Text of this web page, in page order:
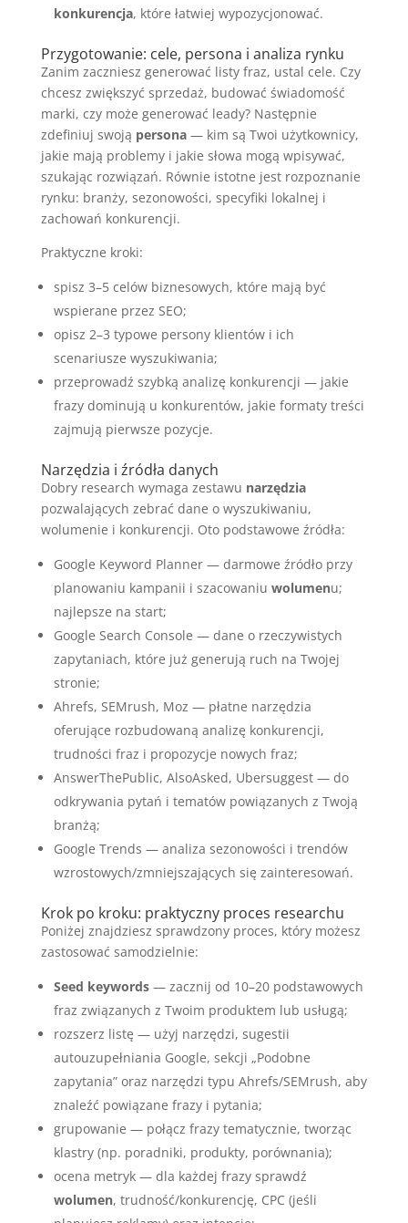
konkurencja, które łatwiej wypozycjonować.
Przygotowanie: cele, persona i analiza rynku
Zanim zaczniesz generować listy fraz, ustal cele. Czy
chcesz zwiększyć sprzedaż, budować świadomość
marki, czy może generować leady? Następnie
zdefiniuj swoją persona— kim są Twoi użytkownicy,
jakie mają problemy i jakie słowa mogą wpisywać,
szukając rozwiązań. Równie istotne jest rozpoznanie
rynku: branży, sezonowości, specyfiki lokalnej i
zachowań konkurencji.
Praktyczne kroki:
spisz 3–5 celów biznesowych, które mają być
wspierane przez SEO;
opisz 2–3 typowe persony klientów i ich
scenariusze wyszukiwania;
przeprowadź szybką analizę konkurencji — jakie
frazy dominują u konkurentów, jakie formaty treści
zajmują pierwsze pozycje.
Narzędzia i źródła danych
Dobry research wymaga zestawu narzędzia
pozwalających zebrać dane o wyszukiwaniu,
wolumenie i konkurencji. Oto podstawowe źródła:
Google Keyword Planner — darmowe źródło przy
planowaniu kampanii i szacowaniu wolumenu;
najlepsze na start;
Google Search Console — dane o rzeczywistych
zapytaniach, które już generują ruch na Twojej
stronie;
Ahrefs, SEMrush, Moz — płatne narzędzia
oferujące rozbudowaną analizę konkurencji,
trudności fraz i propozycje nowych fraz;
AnswerThePublic, AlsoAsked, Ubersuggest — do
odkrywania pytań i tematów powiązanych z Twoją
branżą;
Google Trends — analiza sezonowości i trendów
wzrostowych/zmniejszających się zainteresowań.
Krok po kroku: praktyczny proces researchu
Poniżej znajdziesz sprawdzony proces, który możesz
zastosować samodzielnie:
Seed keywords— zacznij od 10–20 podstawowych
fraz związanych z Twoim produktem lub usługą;
rozszerz listę — użyj narzędzi, sugestii
autouzupełniania Google, sekcji „Podobne
zapytania” oraz narzędzi typu Ahrefs/SEMrush, aby
znaleźć powiązane frazy i pytania;
grupowanie — połącz frazy tematycznie, tworząc
klastry (np. poradniki, produkty, porównania);
ocena metryk — dla każdej frazy sprawdź
wolumen, trudność/konkurencję, CPC (jeśli